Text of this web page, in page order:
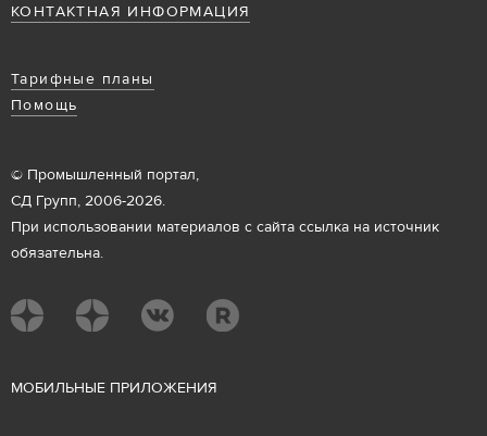
КОНТАКТНАЯ ИНФОРМАЦИЯ
Тарифные планы
Помощь
© Промышленный портал,
СД Групп, 2006-2026.
При использовании материалов с сайта ссылка на источник
обязательна.
МОБИЛЬНЫЕ ПРИЛОЖЕНИЯ